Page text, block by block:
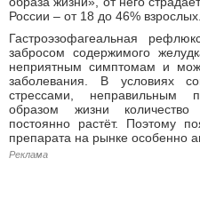
России – от 18 до 46% взрослых.
Гастроэзофагеальная
забросом содержимого
неприятным симптомам и
заболевания. В условиях
стрессами, неправильным
образом жизни
постоянно растёт. Поэтому
препарата на рынке особенно
Реклама